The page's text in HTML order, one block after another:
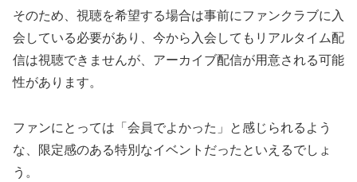
そのため、視聴を希望する場合は事前にファンクラブに入
会している必要があり、今から入会してもリアルタイム配
信は視聴できませんが、アーカイブ配信が用意される可能
性があります。
ファンにとっては「会員でよかった」と感じられるよう
な、限定感のある特別なイベントだったといえるでしょ
う。